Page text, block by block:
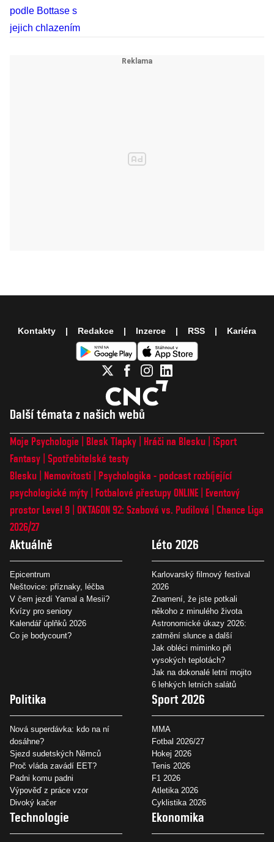
Další témata z našich webů
Moje Psychologie Blesk Tlapky Hráči na Blesku
iSport
Fantasy Spotřebitelské testy
Blesku
Nemovitosti
Psychologika - podcast rozbíjející
psychologické mýty
Fotbalové přestupy ONLINE
Eventový
prostor Level 9 OKTAGON 92: Szabová vs. Pudilová
Chance Liga
2026/27
Aktuálně
Epicentrum
Neštovice: příznaky, léčba
V čem jezdí Yamal a Mesii?
Kvízy pro seniory
Kalendář úplňků 2026
Co je bodycount?
Léto 2026
Karlovarský filmový festival
2026
Znamení, že jste potkali
někoho z minulého života
Astronomické úkazy 2026:
zatmění slunce a další
Jak obléci miminko při
vysokých teplotách?
Jak na dokonalé letní mojito
6 lehkých letních salátů
Politika
Nová superdávka: kdo na ní
dosáhne?
Sjezd sudetských Němců
Proč vláda zavádí EET?
Padni komu padni
Výpověď z práce vzor
Divoký kačer
Sport 2026
MMA
Fotbal 2026/27
Hokej 2026
Tenis 2026
F1 2026
Atletika 2026
Cyklistika 2026
Technologie Ekonomika
Kontakty Redakce Inzerce RSS Kariéra